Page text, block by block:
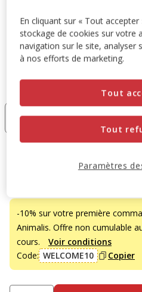
Taille:L
-10% sur votre première
Animalis. Offre non cumulable
cours.
Voir conditions
Code: WELCOME10 Copier
En cliquant sur « Tout
stockage de cookies sur votre
navigation sur le site, analyser
à nos efforts de marketing.
Tout
Tout
Paramètres